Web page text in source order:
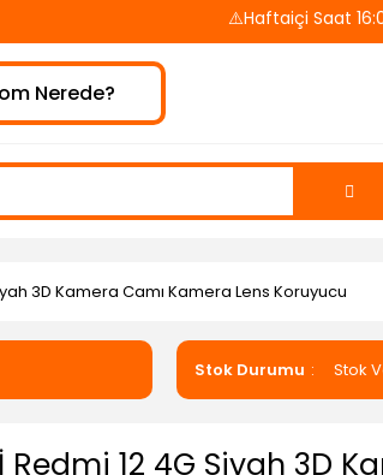
⚠️Haftaiçi Saat
Nerede?
3D Kamera Camı Kamera Lens Koruyucu
Stok Durumu Stok
Redmi 12 4G Siyah 3D